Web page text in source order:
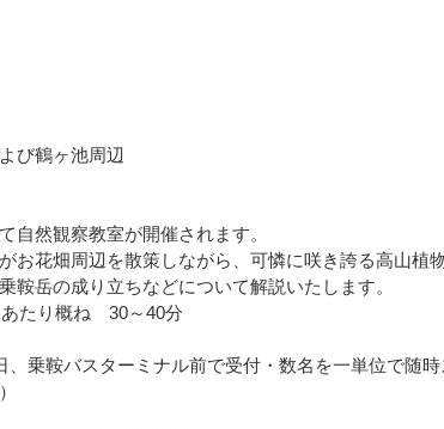
び鶴ヶ池周辺
自然観察教室が開催されます。
お花畑周辺を散策しながら、可憐に咲き誇る高山植
鞍岳の成り立ちなどについて解説いたします。
たり概ね　30～40分
、乗鞍バスターミナル前で受付・数名を一単位で随